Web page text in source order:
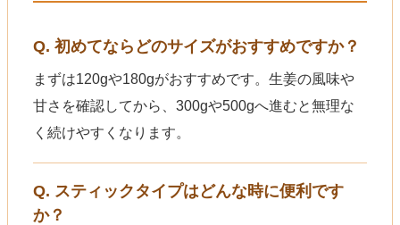
Q. 初めてならどのサイズがおすすめですか？
まずは120gや180gがおすすめです。生姜の風味や
甘さを確認してから、300gや500gへ進むと無理な
く続けやすくなります。
Q. スティックタイプはどんな時に便利です
か？